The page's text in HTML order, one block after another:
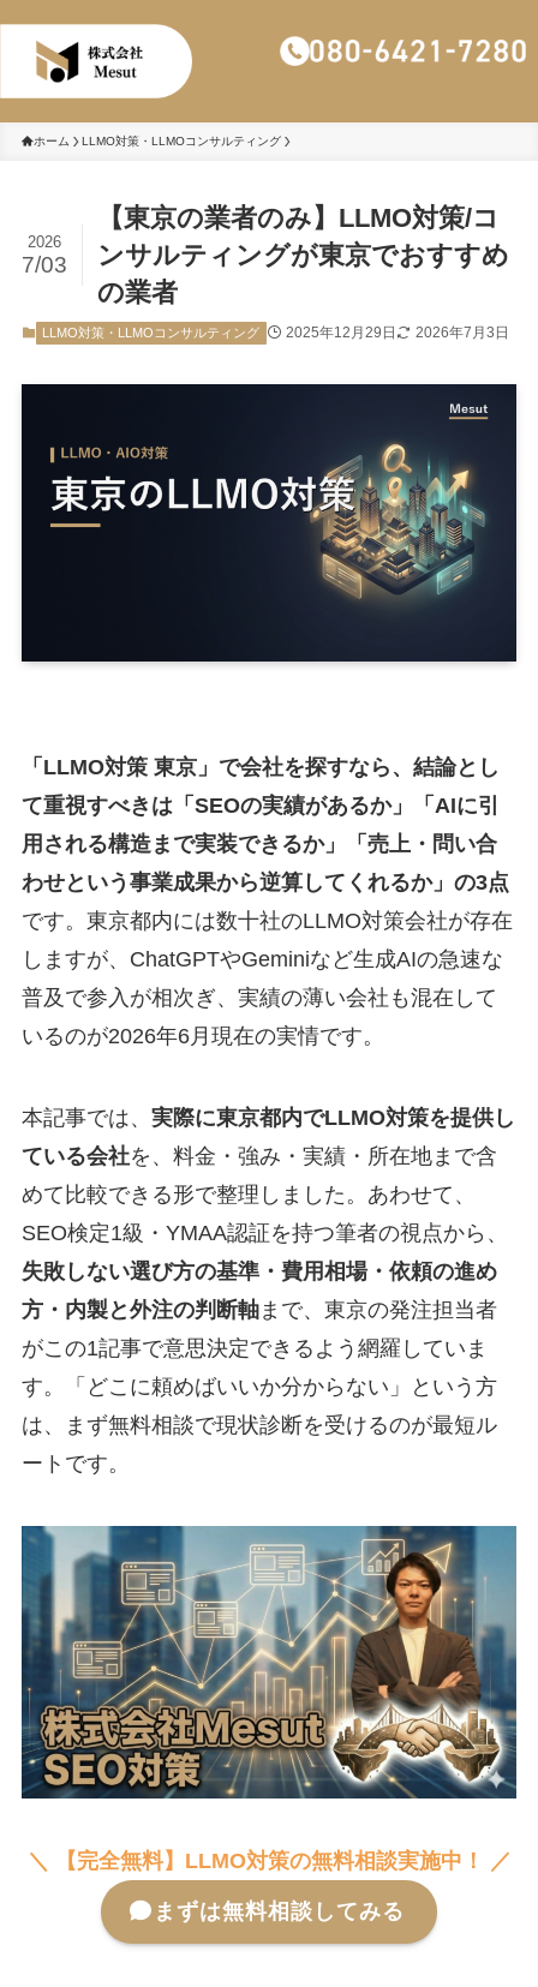
ホーム LLMO対策・LLMOコンサルティング
【東京の業者のみ】LLMO対策/コ
ンサルティングが東京でおすすめ
の業者
2026
7/03
LLMO対策・LLMOコンサルティング 2025年12月29日 2026年7月3日
「LLMO対策 東京」で会社を探すなら、結論とし
て重視すべきは「SEOの実績があるか」「AIに引
用される構造まで実装できるか」「売上・問い合
わせという事業成果から逆算してくれるか」の3点
です。東京都内には数十社のLLMO対策会社が存在
しますが、ChatGPTやGeminiなど生成AIの急速な
普及で参入が相次ぎ、実績の薄い会社も混在して
いるのが2026年6月現在の実情です。
本記事では、 実際に東京都内でLLMO対策を提供し
ている会社を、料金・強み・実績・所在地まで含
めて比較できる形で整理しました。あわせて、
SEO検定1級・YMAA認証を持つ筆者の視点から、
失敗しない選び方の基準・費用相場・依頼の進め
方・内製と外注の判断軸まで、東京の発注担当者
がこの1記事で意思決定できるよう網羅していま
す。「どこに頼めばいいか分からない」という方
は、まず無料相談で現状診断を受けるのが最短ル
ートです。
＼ 【完全無料】LLMO対策の無料相談実施中！ ／
まずは無料相談してみる